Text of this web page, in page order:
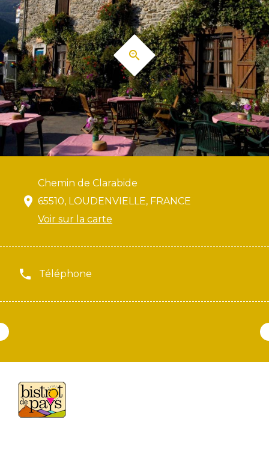
Chemin de Clarabide
65510, LOUDENVIELLE, FRANCE
Voir sur la carte
Téléphone